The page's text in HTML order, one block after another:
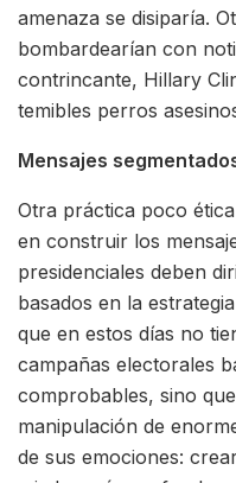
amenaza se disiparía.
bombardearían con
contrincante, Hillary
temibles perros
Mensajes
Otra práctica poco
en construir los
presidenciales deben
basados en la
que en estos días no
campañas electorales
comprobables, sino
manipulación de
de sus emociones: